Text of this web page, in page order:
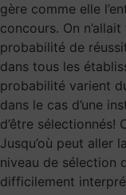
gère comme elle
concours. On
probabilité de
dans tous les
probabilité varient
dans le cas d’une
d’être sélectionnés!
Jusqu’où peut aller
niveau de sélection
difficilement